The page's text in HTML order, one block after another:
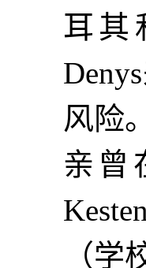
耳其
风险
亲曾
（